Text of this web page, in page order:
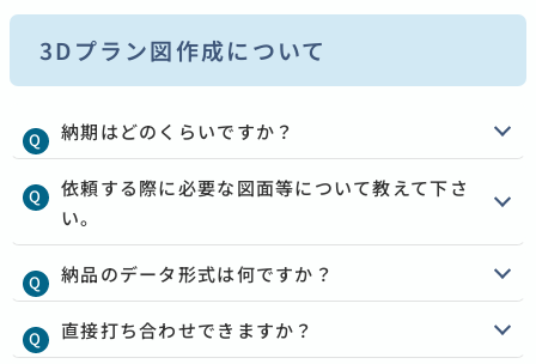
3Dプラン図作成について
納期はどのくらいですか？
依頼する際に必要な図面等について教えて下さ
い。
納品のデータ形式は何ですか？
直接打ち合わせできますか？